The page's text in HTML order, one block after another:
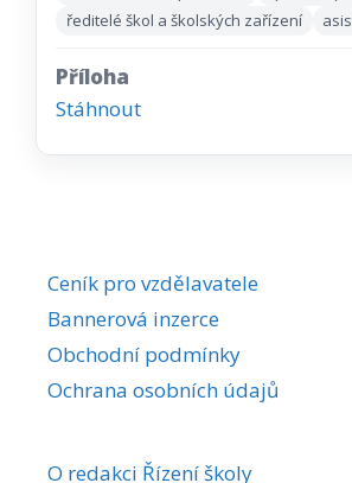
ředitelé škol a školských zařízení
Příloha
Stáhnout
Ceník pro vzdělavatele
Bannerová inzerce
Obchodní podmínky
Ochrana osobních údajů
O redakci Řízení školy